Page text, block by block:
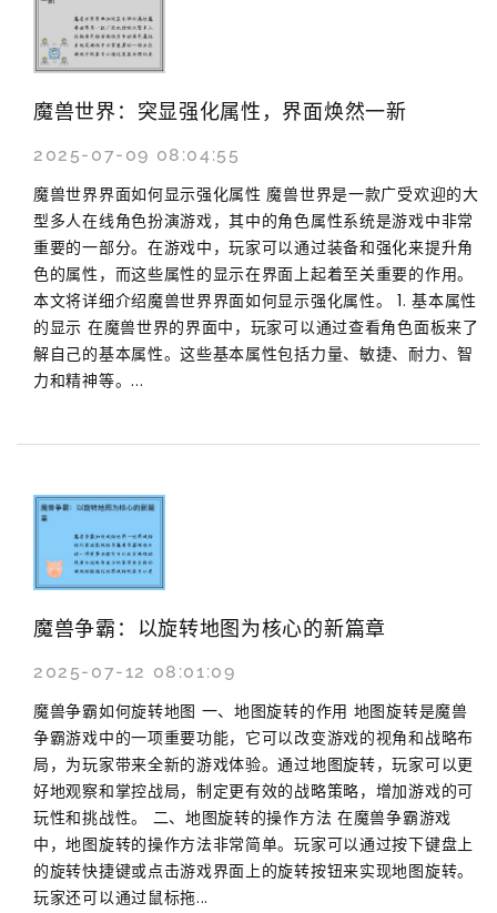
魔兽世界：突显强化属性，界面焕然一新
2025-07-09 08:04:55
魔兽世界界面如何显示强化属性 魔兽世界是一款广受欢迎的大
型多人在线角色扮演游戏，其中的角色属性系统是游戏中非常
重要的一部分。在游戏中，玩家可以通过装备和强化来提升角
色的属性，而这些属性的显示在界面上起着至关重要的作用。
本文将详细介绍魔兽世界界面如何显示强化属性。 1. 基本属性
的显示 在魔兽世界的界面中，玩家可以通过查看角色面板来了
解自己的基本属性。这些基本属性包括力量、敏捷、耐力、智
力和精神等。...
魔兽争霸：以旋转地图为核心的新篇章
2025-07-12 08:01:09
魔兽争霸如何旋转地图 一、地图旋转的作用 地图旋转是魔兽
争霸游戏中的一项重要功能，它可以改变游戏的视角和战略布
局，为玩家带来全新的游戏体验。通过地图旋转，玩家可以更
好地观察和掌控战局，制定更有效的战略策略，增加游戏的可
玩性和挑战性。 二、地图旋转的操作方法 在魔兽争霸游戏
中，地图旋转的操作方法非常简单。玩家可以通过按下键盘上
的旋转快捷键或点击游戏界面上的旋转按钮来实现地图旋转。
玩家还可以通过鼠标拖...